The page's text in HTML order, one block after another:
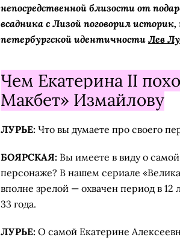
непосредственной близости от
всадника с Лизой поговорил
петербургской идентичностиЛев
Чем Екатерина II
Макбет» Измайлову
ЛУРЬЕ: Что вы думаете про своего
БОЯРСКАЯ: Вы имеете в виду о
персонаже? В на­шем сериале
вполне зрелой — охвачен период в
33 года.
ЛУРЬЕ: О самой Екатерине